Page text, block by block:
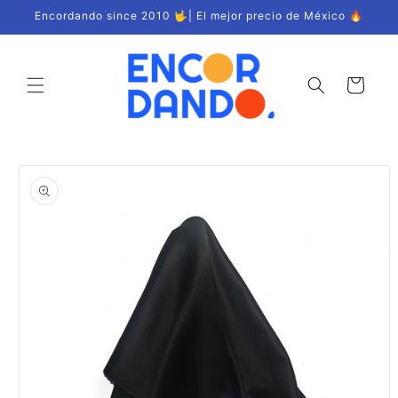
directamente
al contenido
Encordando since 2010 🤟| El mejor precio de México 🔥
Carrito
directamente
información